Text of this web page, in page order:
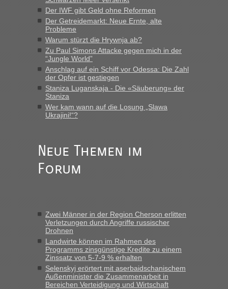
Verstöße im Wert von fast 11 Milliarden
aufgedeckt
„Kein Zoll. Du musst an sich nur sagen dass das privat ist
und du nicht damit handeln willst. So lange das nicht
Originalverpackt ist und ersichlich das nicht neu sollte es
keine Probleme geben“
Recht, Visa und Dokumente • Deklaration
gebrauchter Kleidung beim Zoll
„Hallo Leute, ich weiß nicht, ob ich hier richtig bin mit meiner
mitnehmen. Es ist gebrauchte Kleidung...“
Berichte und Reisetipps • Re: An welchem
15.6. in Krakovets rüber. Sehr zeitig los gegen 5 Uhr in der
Früh. Mit sehr sehr wenig Verkehr, super bis zur Grenze. Nur
8 PKW vor der Schranke....“
Berichte und Reisetipps • Re: An welchem
Grenzübergang zwischen Polen und der Ukraine
geht es am schnellsten?
Der IWF gibt Geld ohne Reformen
Der Getreidemarkt: Neue Ernte, alte
Probleme
Warum stürzt die Hrywnja ab?
Zu Paul Simons Attacke gegen mich in der
“Jungle World”
Anschlag auf ein Schiff vor Odessa: Die Zahl
der Opfer ist gestiegen
Staniza Luganskaja - Die «Säuberung» der
Staniza
Wer kam wann auf die Losung „Slawa
Ukrajini!“?
Neue Themen im
Forum
Zwei Männer in der Region Cherson erlitten
Verletzungen durch Angriffe russischer
Drohnen
Landwirte können im Rahmen des
Programms zinsgünstige Kredite zu einem
Zinssatz von 5-7-9 % erhalten
Selenskyj erörtert mit aserbaidschanischem
Außenminister die Zusammenarbeit in
Bereichen Verteidigung und Wirtschaft